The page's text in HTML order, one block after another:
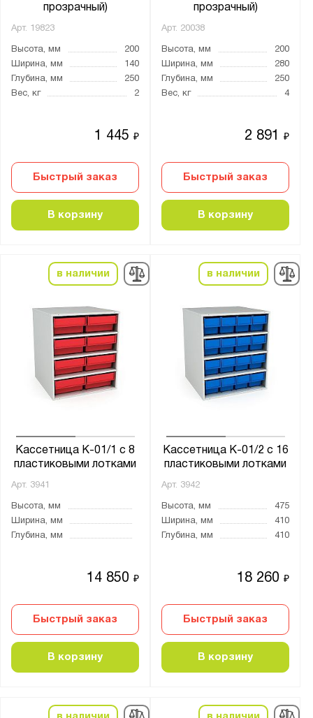
прозрачный)
Арт. 19823
Высота, мм
200
Ширина, мм
140
Глубина, мм
250
Вес, кг
2
1 445₽
Быстрый заказ
В корзину
прозрачный)
Арт. 20038
Высота, мм
200
Ширина, мм
280
Глубина, мм
250
Вес, кг
4
2 891₽
Быстрый заказ
В корзину
в наличии
Кассетница К-01/1 с 8
пластиковыми лотками
Арт. 3941
Высота, мм
Ширина, мм
Глубина, мм
14 850₽
Быстрый заказ
В корзину
в наличии
Кассетница К-01/2 с 16
пластиковыми лотками
Арт. 3942
Высота, мм
475
Ширина, мм
410
Глубина, мм
410
18 260₽
Быстрый заказ
В корзину
Цвет:
Светло-серый (RAL 7035)
Антистатический:
Да
стационарный (напольный)
4
5
16
18
Страна производства:
Россия
Gresson
Диком
Стелла-Техник
Показать